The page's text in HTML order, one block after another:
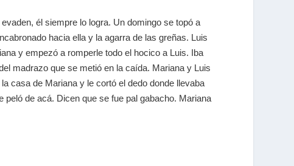
él siempre lo logra. Un domingo se topó a
hacia ella y la agarra de las greñas. Luis
y empezó a romperle todo el hocico a Luis. Iba
madrazo que se metió en la caída. Mariana y Luis
casa de Mariana y le cortó el dedo donde llevaba
de acá. Dicen que se fue pal gabacho. Mariana